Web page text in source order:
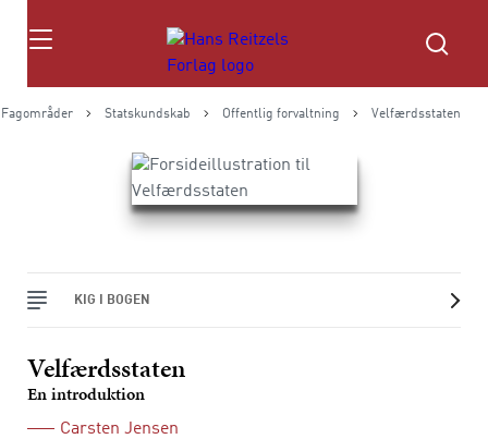
Søg
Fagområder Statskundskab Offentlig forvaltning Velfærdsstaten
KIG I BOGEN
Velfærdsstaten
En introduktion
Carsten Jensen